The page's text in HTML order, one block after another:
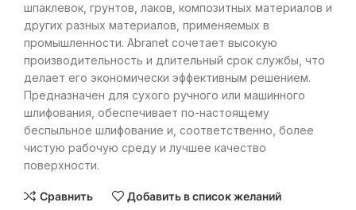
шпаклевок, грунтов, лаков, композитных материалов и
других разных материалов, применяемых в
промышленности. Abranet сочетает высокую
производительность и длительный срок службы, что
делает его экономически эффективным решением.
Предназначен для сухого ручного или машинного
шлифования, обеспечивает по-настоящему
беспыльное шлифование и, соответственно, более
чистую рабочую среду и лучшее качество
поверхности.
Сравнить Добавить в список желаний